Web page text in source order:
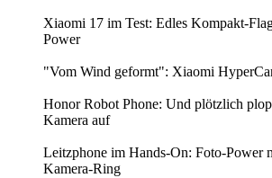
Xiaomi 17 im Test: Edles Kompakt-
Power
"Vom Wind geformt": Xiaomi
Honor Robot Phone: Und plötzlich
Kamera auf
Leitzphone im Hands-On: Foto-Power
Kamera-Ring